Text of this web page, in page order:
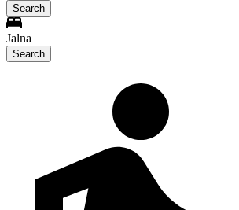
Search
Jalna
Search